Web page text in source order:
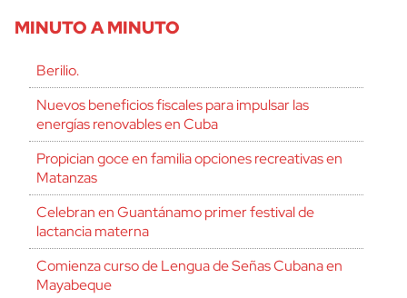
MINUTO A MINUTO
Berilio.
Nuevos beneficios fiscales para impulsar las
energías renovables en Cuba
Propician goce en familia opciones recreativas en
Matanzas
Celebran en Guantánamo primer festival de
lactancia materna
Comienza curso de Lengua de Señas Cubana en
Mayabeque